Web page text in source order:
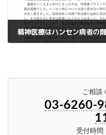
精神医療はハンセン病者の
ご相談
03-6260-
受付時間